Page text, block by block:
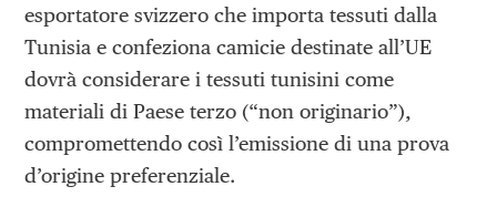
esportatore svizzero che importa tessuti dalla
Tunisia e confeziona camicie destinate all’UE
dovrà considerare i tessuti tunisini come
materiali di Paese terzo (“non originario”),
compromettendo così l’emissione di una prova
d’origine preferenziale.